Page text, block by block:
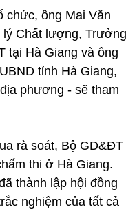
chức, ông Mai Văn
Chất lượng, Trưởng
tại Hà Giang và ông
tỉnh Hà Giang,
phương - sẽ tham
rà soát, Bộ GD&ĐT
thi ở Hà Giang.
thành lập hội đồng
nghiệm của tất cả